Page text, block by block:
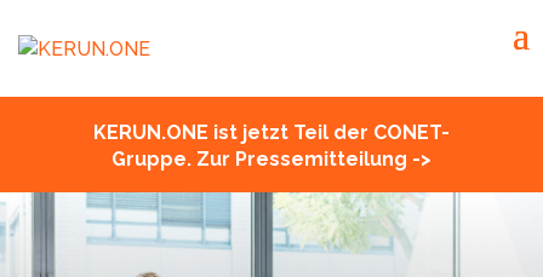
KERUN.ONE ist jetzt Teil der CONET-
Gruppe. Zur Pressemitteilung ->